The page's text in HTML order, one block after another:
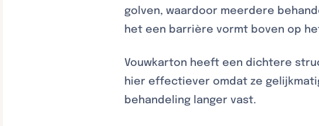
golven, waardoor meerdere
het een barrière vormt boven op
Vouwkarton heeft een dichtere
hier effectiever omdat ze
behandeling langer vast.